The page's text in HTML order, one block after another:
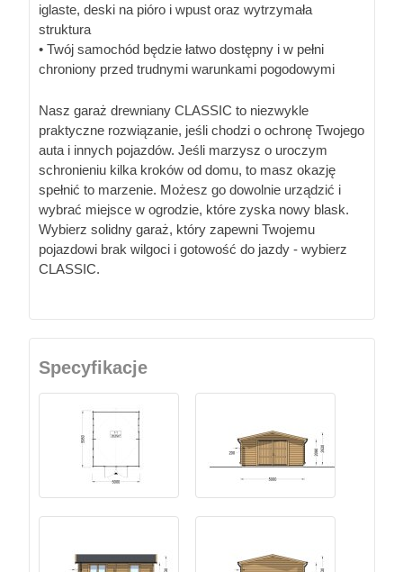
iglaste, deski na pióro i wpust oraz wytrzymała
struktura
• Twój samochód będzie łatwo dostępny i w pełni
chroniony przed trudnymi warunkami pogodowymi
Nasz garaż drewniany CLASSIC to niezwykle
praktyczne rozwiązanie, jeśli chodzi o ochronę Twojego
auta i innych pojazdów. Jeśli marzysz o uroczym
schronieniu kilka kroków od domu, to masz okazję
spełnić to marzenie. Możesz go dowolnie urządzić i
wybrać miejsce w ogrodzie, które zyska nowy blask.
Wybierz solidny garaż, który zapewni Twojemu
pojazdowi brak wilgoci i gotowość do jazdy - wybierz
CLASSIC.
Specyfikacje